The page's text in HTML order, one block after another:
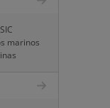
marinos